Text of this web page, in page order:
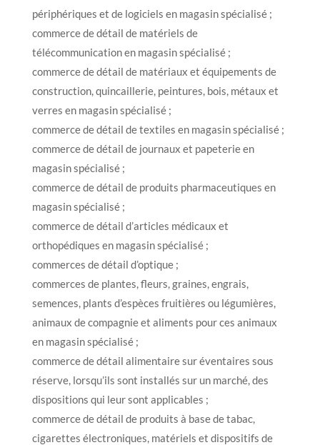
périphériques et de logiciels en magasin spécialisé ;
commerce de détail de matériels de
télécommunication en magasin spécialisé ;
commerce de détail de matériaux et équipements de
construction, quincaillerie, peintures, bois, métaux et
verres en magasin spécialisé ;
commerce de détail de textiles en magasin spécialisé ;
commerce de détail de journaux et papeterie en
magasin spécialisé ;
commerce de détail de produits pharmaceutiques en
magasin spécialisé ;
commerce de détail d’articles médicaux et
orthopédiques en magasin spécialisé ;
commerces de détail d’optique ;
commerces de plantes, fleurs, graines, engrais,
semences, plants d’espèces fruitières ou légumières,
animaux de compagnie et aliments pour ces animaux
en magasin spécialisé ;
commerce de détail alimentaire sur éventaires sous
réserve, lorsqu’ils sont installés sur un marché, des
dispositions qui leur sont applicables ;
commerce de détail de produits à base de tabac,
cigarettes électroniques, matériels et dispositifs de